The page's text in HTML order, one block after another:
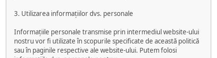
3. Utilizarea informațiilor dvs. personale
Informațiile personale transmise prin intermediul website-ului
nostru vor fi utilizate în scopurile specificate de această politică
sau în paginile respective ale website-ului. Putem folosi